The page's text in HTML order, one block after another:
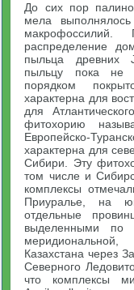
До сих пор
мела
распределение
пыльца древних
пыльцу пока не
порядком
характерна для
для
фитохорию
Европейско-
характерна для
Сибири. Эту
том числе и
комплексы
Приуралье, на
отдельные
выделенными по
Казахстана через
Северного
что комплексы